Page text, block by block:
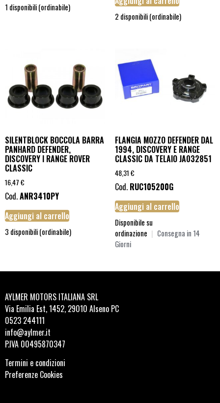
1 disponibili (ordinabile)
2 disponibili (ordinabile)
SILENTBLOCK BOCCOLA BARRA
PANHARD DEFENDER,
DISCOVERY I RANGE ROVER
CLASSIC
16,47€
Cod.ANR3410PY
Aggiungi al carrello
3 disponibili (ordinabile)
FLANGIA MOZZO DEFENDER DAL
1994, DISCOVERY E RANGE
CLASSIC DA TELAIO JA032851
48,31€
Cod. RUC105200G
Aggiungi al carrello
Disponibile su
ordinazione | Consegna in 14
Giorni
AYLMER MOTORS ITALIANA SRL
Via Emilia Est, 1452, 29010 Alseno PC
0523 244111
info@aylmer.it
P.IVA 00495870347
Termini e condizioni
Preferenze Cookies